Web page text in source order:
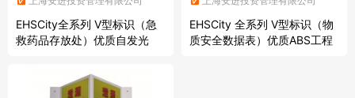
EHSCity全系列 V型标识（急
救药品存放处）优质自发光
EHSCity 全系列 V型标识（物
质安全数据表）优质ABS工程